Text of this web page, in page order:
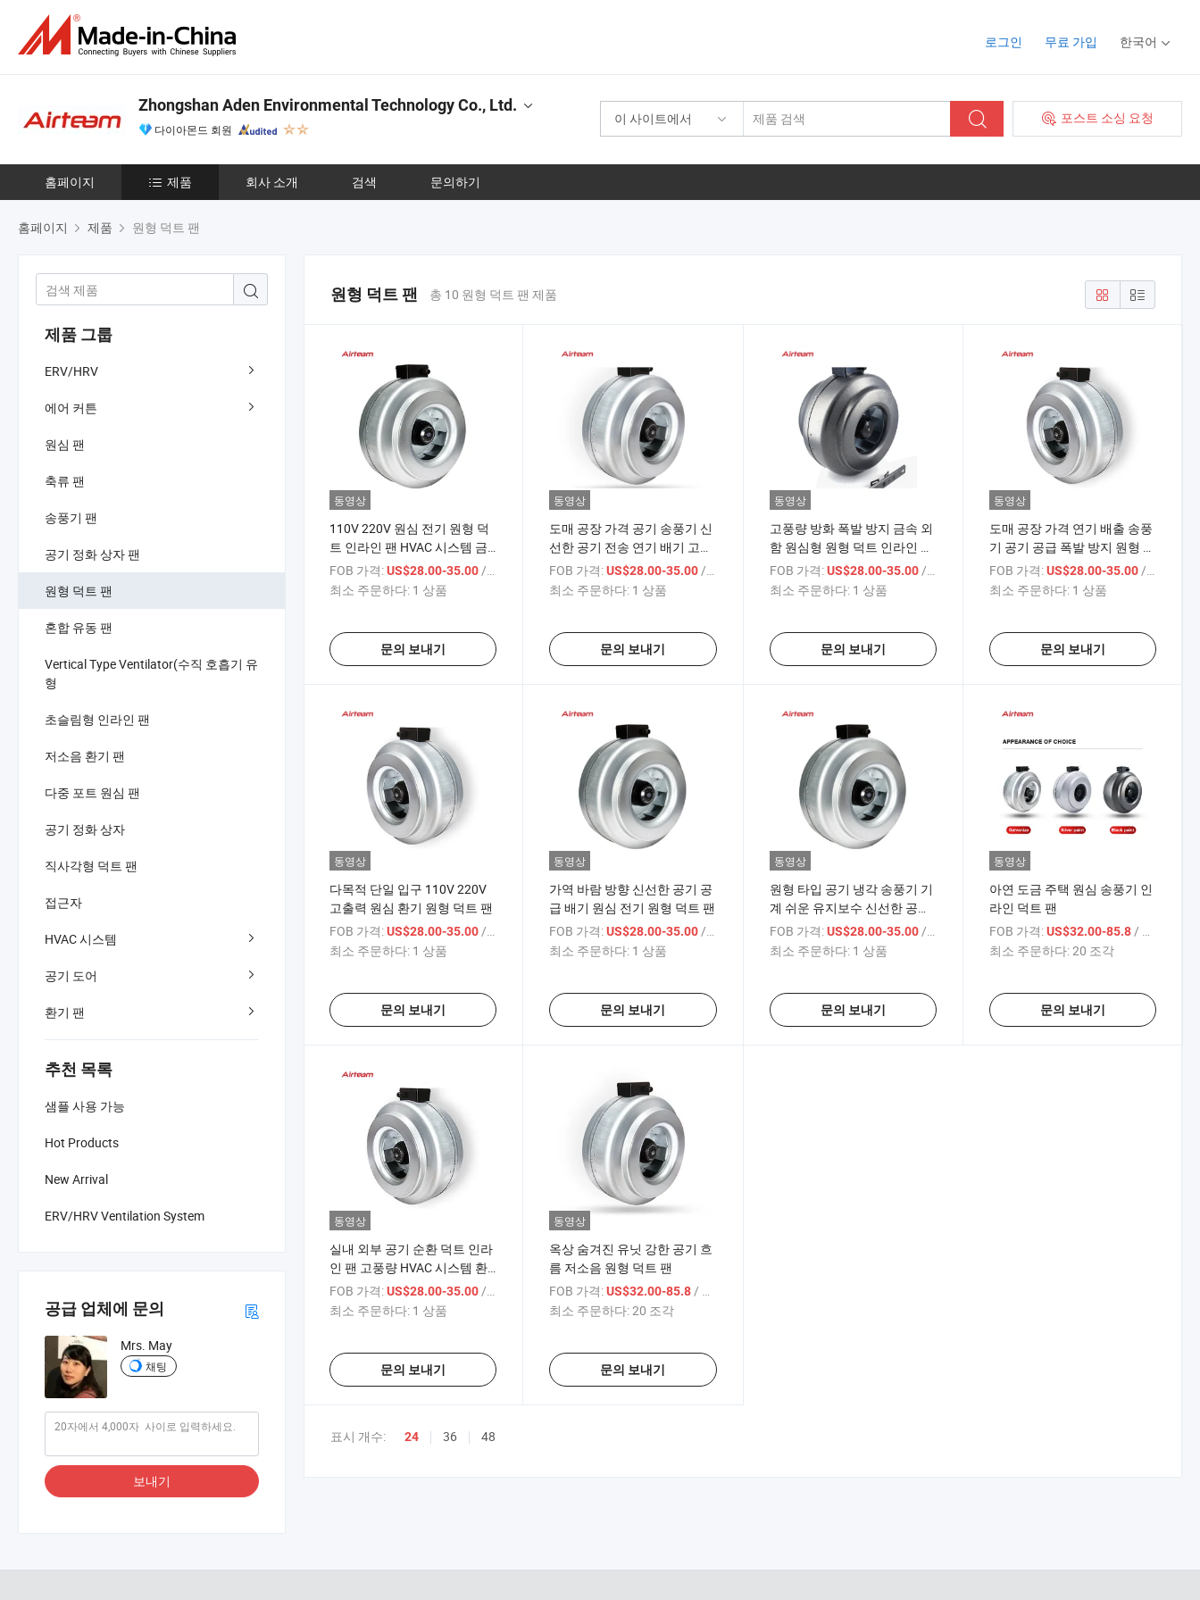
로그인 무료 가입 한국어
이 사이트에서 포스트 소싱 요청
Zhongshan Aden Environmental Technology Co., Ltd.
다이아몬드 회원
홈페이지 제품 회사 소개 검색 문의하기
홈페이지 제품 원형 덕트 팬
제품 그룹
ERV/HRV
에어 커튼
원심 팬
축류 팬
송풍기 팬
공기 정화 상자 팬
원형 덕트 팬
혼합 유동 팬
Vertical Type Ventilator(수직 호흡기 유
형
초슬림형 인라인 팬
저소음 환기 팬
다중 포트 원심 팬
공기 정화 상자
직사각형 덕트 팬
접근자
HVAC 시스템
공기 도어
환기 팬
추천 목록
샘플 사용 가능
Hot Products
New Arrival
ERV/HRV Ventilation System
공급 업체에 문의
Mrs. May
채팅
보내기
원형 덕트 팬 총 10 원형 덕트 팬 제품
동영상
110V 220V 원심 전기 원형 덕
트 인라인 팬 HVAC 시스템 금
속 외함 공기 송풍기 공기 배출
기계 환기 팬
FOB 가격:US$28.00-35.00/ 상품
최소 주문하다: 1 상품
문의 보내기
동영상
도매 공장 가격 공기 송풍기 신
선한 공기 전송 연기 배기 고풍
량 폭발 방지 원심 원형 덕트 배
기 팬
FOB 가격: US$28.00-35.00/ 상품
최소 주문하다: 1 상품
문의 보내기
동영상
고풍량 방화 폭발 방지 금속 외
함 원심형 원형 덕트 인라인 환
풍기
FOB 가격: US$28.00-35.00/ 상품
최소 주문하다: 1 상품
문의 보내기
동영상
도매 공장 가격 연기 배출 송풍
기 공기 공급 폭발 방지 원형 덕
트 환풍기
FOB 가격: US$28.00-35.00/ 상품
최소 주문하다: 1 상품
문의 보내기
동영상
다목적 단일 입구 110V 220V
고출력 원심 환기 원형 덕트 팬
FOB 가격:US$28.00-35.00 / 상품
최소 주문하다: 1 상품
문의 보내기
동영상
가역 바람 방향 신선한 공기 공
급 배기 원심 전기 원형 덕트 팬
FOB 가격: US$28.00-35.00 / 상품
최소 주문하다: 1 상품
문의 보내기
동영상
원형 타입 공기 냉각 송풍기 기
계 쉬운 유지보수 신선한 공기
덕트 환기기
FOB 가격: US$28.00-35.00 / 상품
최소 주문하다: 1 상품
문의 보내기
동영상
아연 도금 주택 원심 송풍기 인
라인 덕트 팬
FOB 가격: US$32.00-85.8 / 상품
최소 주문하다:20 조각
문의 보내기
동영상
실내 외부 공기 순환 덕트 인라
인 팬 고풍량 HVAC 시스템 환
기기
FOB 가격:US$28.00-35.00 / 상품
최소 주문하다: 1 상품
문의 보내기
동영상
옥상 숨겨진 유닛 강한 공기 흐
름 저소음 원형 덕트 팬
FOB 가격: US$32.00-85.8 / 상품
최소 주문하다:20 조각
문의 보내기
표시 개수: 24 36 48